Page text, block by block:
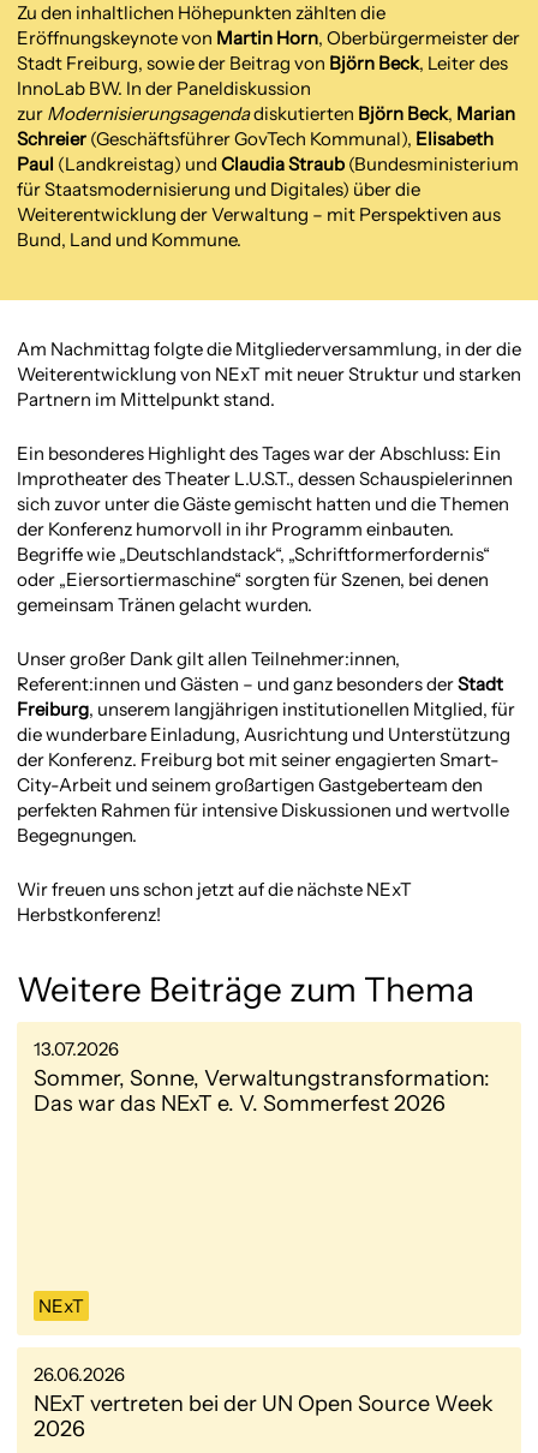
Zu den inhaltlichen Höhepunkten zählten die
Eröffnungskeynote von Martin Horn, Oberbürgermeister der
Stadt Freiburg, sowie der Beitrag von Björn Beck, Leiter des
InnoLab BW. In der Paneldiskussion
zur Modernisierungsagendadiskutierten Björn Beck, Marian
Schreier (Geschäftsführer GovTech Kommunal), Elisabeth
Paul (Landkreistag) und Claudia Straub (Bundesministerium
für Staatsmodernisierung und Digitales) über die
Weiterentwicklung der Verwaltung – mit Perspektiven aus
Bund, Land und Kommune.
Am Nachmittag folgte die Mitgliederversammlung, in der die
Weiterentwicklung von NExT mit neuer Struktur und starken
Partnern im Mittelpunkt stand.
Ein besonderes Highlight des Tages war der Abschluss: Ein
Improtheater des Theater L.U.S.T., dessen Schauspielerinnen
sich zuvor unter die Gäste gemischt hatten und die Themen
der Konferenz humorvoll in ihr Programm einbauten.
Begriffe wie „Deutschlandstack“, „Schriftformerfordernis“
oder „Eiersortiermaschine“ sorgten für Szenen, bei denen
gemeinsam Tränen gelacht wurden.
Unser großer Dank gilt allen Teilnehmer:innen,
Referent:innen und Gästen – und ganz besonders derStadt
Freiburg, unserem langjährigen institutionellen Mitglied, für
die wunderbare Einladung, Ausrichtung und Unterstützung
der Konferenz. Freiburg bot mit seiner engagierten Smart-
City-Arbeit und seinem großartigen Gastgeberteam den
perfekten Rahmen für intensive Diskussionen und wertvolle
Begegnungen.
Wir freuen uns schon jetzt auf die nächste NExT
Herbstkonferenz!
Weitere Beiträge zum Thema
13.07.2026
Sommer, Sonne, Verwaltungstransformation:
Das war das NExT e. V. Sommerfest 2026
NExT
26.06.2026
NExT vertreten bei der UN Open Source Week
2026